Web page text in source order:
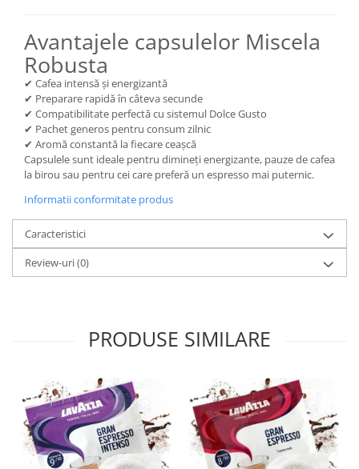
Avantajele capsulelor Miscela
Robusta
✔ Cafea intensă și energizantă
✔ Preparare rapidă în câteva secunde
✔ Compatibilitate perfectă cu sistemul Dolce Gusto
✔ Pachet generos pentru consum zilnic
✔ Aromă constantă la fiecare ceașcă
Capsulele sunt ideale pentru dimineți energizante, pauze de cafea
la birou sau pentru cei care preferă un espresso mai puternic.
Informatii conformitate produs
Caracteristici
Review-uri(0)
PRODUSE SIMILARE